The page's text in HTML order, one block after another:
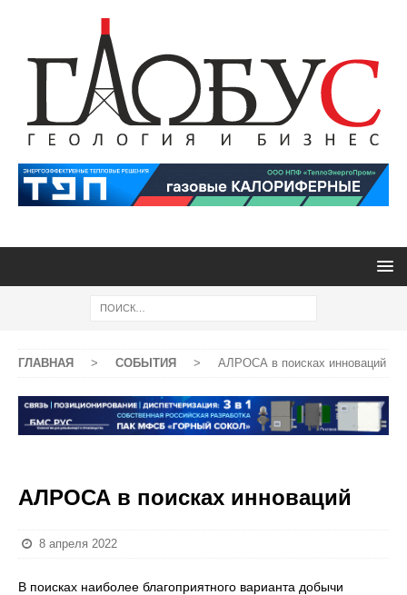
ГЛАВНАЯ > СОБЫТИЯ > АЛРОСА в поисках инноваций
АЛРОСА в поисках инноваций
8 апреля 2022
В поисках наиболее благоприятного варианта добычи